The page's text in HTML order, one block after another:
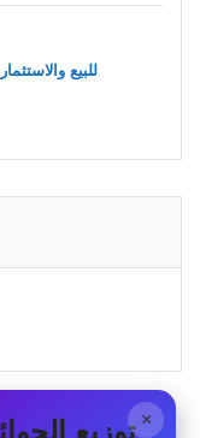
للبيع
× 🎉 توزيع